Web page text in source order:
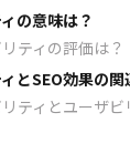
の意味は？
ティの評価は？
とSEO効果の
ティとユーザビ